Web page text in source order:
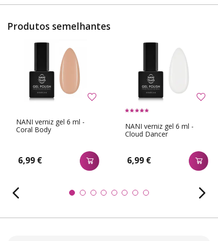
Produtos semelhantes
NANI verniz gel 6 ml -
Coral Body
6,99 €
NANI verniz gel 6 ml -
Cloud Dancer
6,99 €